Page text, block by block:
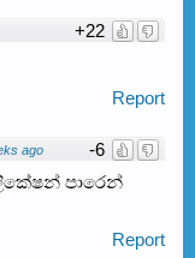
+22
Report
-6
ago
පාරෙන්
Report